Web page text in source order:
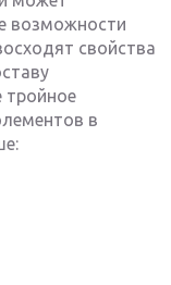
возможности
свойства
тройное
в